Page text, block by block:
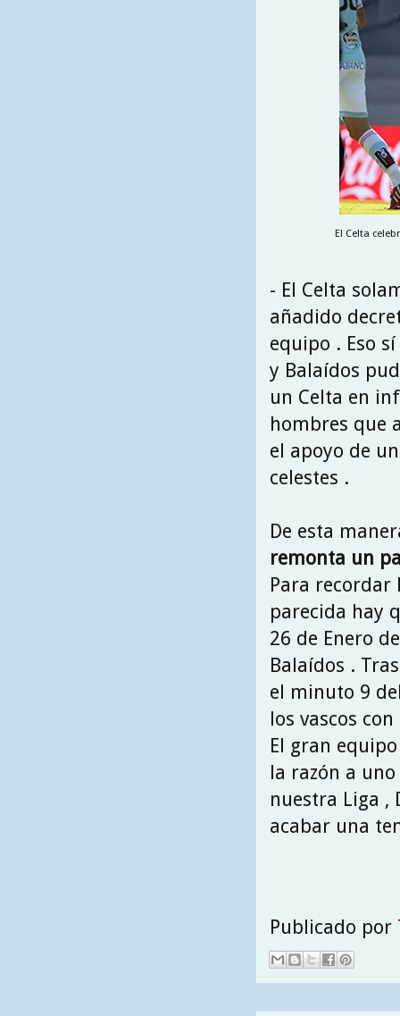
El Celta
- El Celta
añadido
equipo . Eso
y Balaídos
un Celta en
hombres que
el apoyo de
celestes .
De esta
remonta un
Para recordar
parecida hay
26 de Enero
Balaídos .
el minuto 9
los vascos
El gran
la razón a
nuestra Liga ,
acabar una
Publicado por